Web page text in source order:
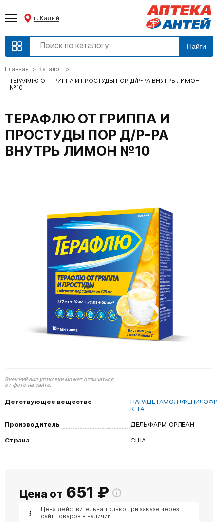
п. Кадый
Найти
Главная
Каталог
ТЕРАФЛЮ ОТ ГРИППА И ПРОСТУДЫ ПОР Д/Р-РА ВНУТРЬ ЛИМОН
№10
ТЕРАФЛЮ ОТ ГРИППА И
ПРОСТУДЫ ПОР Д/Р-РА
ВНУТРЬ ЛИМОН №10
Внешний вид упаковки может отличаться
от фото на сайте.
Действующее вещество
К-ТА
Производитель
ДЕЛЬФАРМ ОРЛЕАН
Страна
США
Цена от 651 ₽
Цена действительна только при заказе через
сайт товаров в наличии